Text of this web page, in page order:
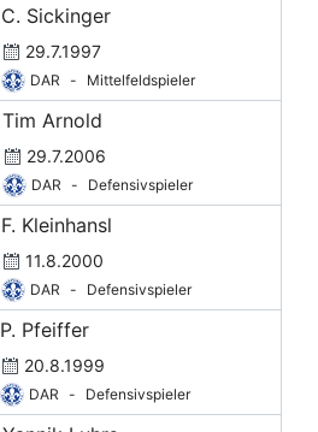
C. Sickinger
29.7.1997
DAR - Mittelfeldspieler
Tim Arnold
29.7.2006
DAR - Defensivspieler
F. Kleinhansl
11.8.2000
DAR - Defensivspieler
P. Pfeiffer
20.8.1999
DAR - Defensivspieler